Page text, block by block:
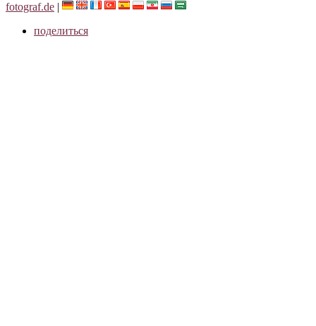
fotograf.de |
поделиться